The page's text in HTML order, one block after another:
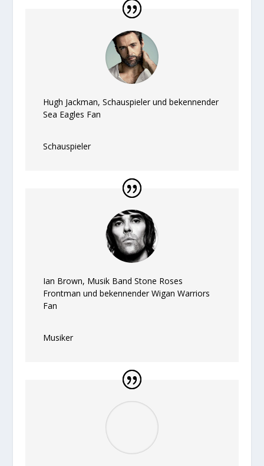
Hugh Jackman, Schauspieler und bekennender
Sea Eagles Fan
Schauspieler
Ian Brown, Musik Band Stone Roses
Frontman und bekennender Wigan Warriors
Fan
Musiker